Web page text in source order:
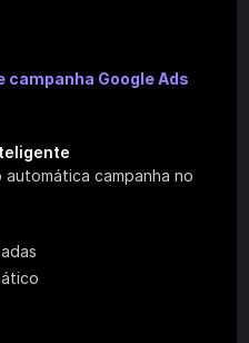
Google Ads
campanha no